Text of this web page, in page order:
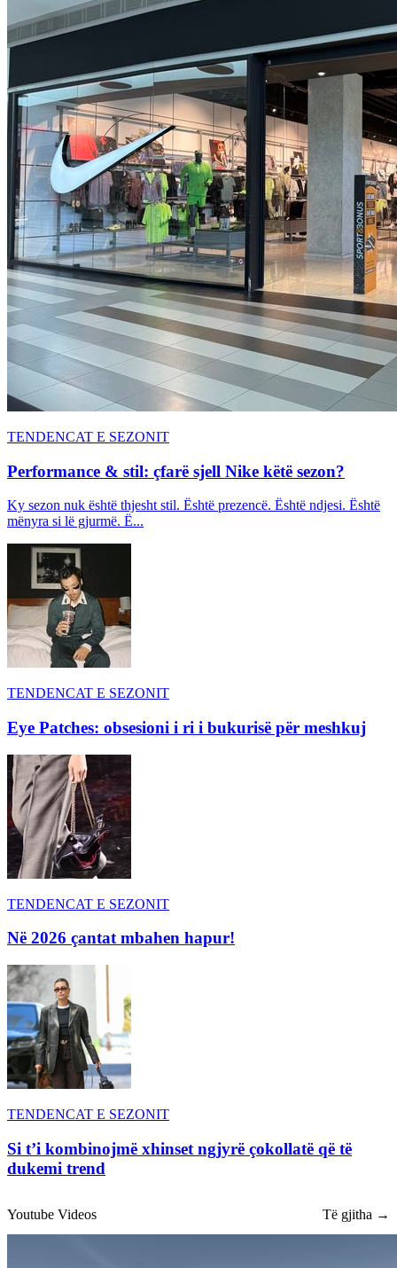
TENDENCAT E SEZONIT
Performance & stil: çfarë sjell Nike këtë sezon?
Ky sezon nuk është thjesht stil. Është prezencë. Është ndjesi. Është
mënyra si lë gjurmë. Ë...
TENDENCAT E SEZONIT
Eye Patches: obsesioni i ri i bukurisë për meshkuj
TENDENCAT E SEZONIT
Në 2026 çantat mbahen hapur!
TENDENCAT E SEZONIT
Si t’i kombinojmë xhinset ngjyrë çokollatë që të
dukemi trend
Youtube Videos Të gjitha →